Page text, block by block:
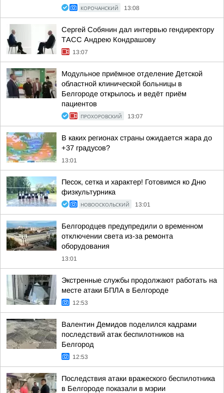
КОРОЧАНСКИЙ 13:08
Сергей Собянин дал интервью гендиректору
ТАСС Андрею Кондрашову
13:07
Модульное приёмное отделение Детской
областной клинической больницы в
Белгороде открылось и ведёт приём
пациентов
ПРОХОРОВСКИЙ 13:07
В каких регионах страны ожидается жара до
+37 градусов?
13:01
Песок, сетка и характер! Готовимся ко Дню
физкультурника
НОВООСКОЛЬСКИЙ 13:01
Белгородцев предупредили о временном
отключении света из-за ремонта
оборудования
13:01
Экстренные службы продолжают работать на
месте атаки БПЛА в Белгороде
12:53
Валентин Демидов поделился кадрами
последствий атак беспилотников на
Белгород
12:53
Последствия атаки вражеского беспилотника
в Белгороде показали в мэрии